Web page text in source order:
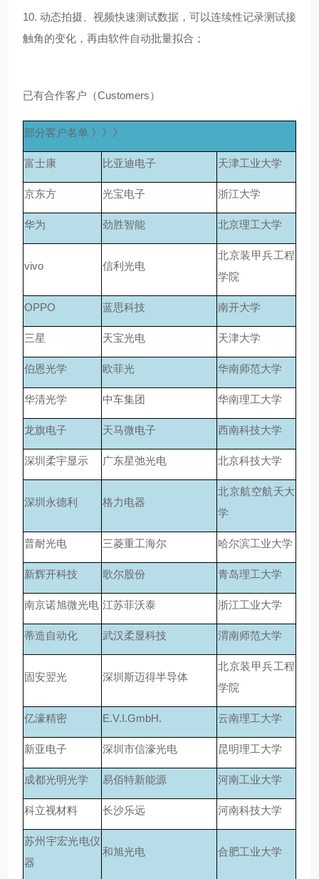
10. 动态拍摄、视频快速测试数据，可以连续性记录测试接
触角的变化，再由软件自动批量拟合；
已有合作客户（Customers）
部分客户名单 》》》
富士康 比亚迪电子 天津工业大学
京东方 光宝电子 浙江大学
华为 劲胜智能 北京理工大学
vivo 信利光电
北京装甲兵工程
学院
OPPO 蓝思科技 南开大学
三星 天宝光电 天津大学
伯恩光学 欧菲光 华南师范大学
华清光学 中车集团 华南理工大学
龙旗电子 天马微电子 西南科技大学
深圳柔宇显示 广东星弛光电 北京科技大学
深圳永德利 格力电器
北京航空航天大
学
普耐光电 三菱重工海尔 哈尔滨工业大学
新辉开科技 歌尔股份 青岛理工大学
南京诺旭微光电 江苏菲沃泰 浙江工业大学
蒂造自动化 武汉柔显科技 渭南师范大学
固安翌光 深圳斯迈得半导体
北京装甲兵工程
学院
亿濠精密 E.V.I.GmbH. 云南理工大学
新亚电子 深圳市信濠光电 昆明理工大学
成都光明光学 易佰特新能源 河南工业大学
科立视材料 长沙乐远 河南科技大学
苏州宇宏光电仪
器
和旭光电 合肥工业大学